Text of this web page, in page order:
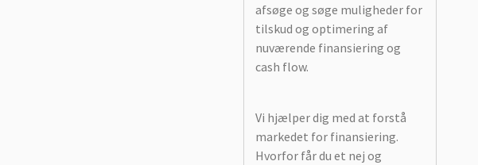
afsøge og søge muligheder for
tilskud og optimering af
nuværende finansiering og
cash flow.
Vi hjælper dig med at forstå
markedet for finansiering.
Hvorfor får du et nej og